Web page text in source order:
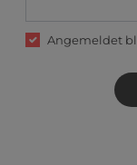
Angemeldet